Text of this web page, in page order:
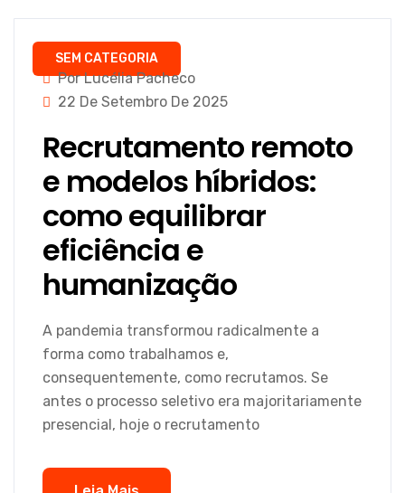
SEM CATEGORIA
Por Lucélia Pacheco
22 De Setembro De 2025
Recrutamento remoto
e modelos híbridos:
como equilibrar
eficiência e
humanização
A pandemia transformou radicalmente a
forma como trabalhamos e,
consequentemente, como recrutamos. Se
antes o processo seletivo era majoritariamente
presencial, hoje o recrutamento